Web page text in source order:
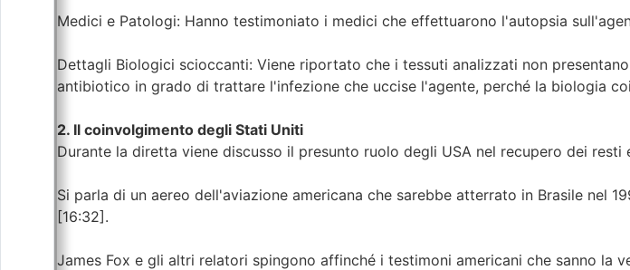
Medici e Patologi: Hanno testimoniato i medici che effettuarono l'autopsia
Dettagli Biologici scioccanti: Viene riportato che i tessuti analizzati non
antibiotico in grado di trattare l'infezione che uccise l'agente, perché la biologia
2. Il coinvolgimento degli Stati Uniti
Durante la diretta viene discusso il presunto ruolo degli USA nel recupero dei resti
Si parla di un aereo dell'aviazione americana che sarebbe atterrato in Brasile nel
[16:32].
James Fox e gli altri relatori spingono affinché i testimoni americani che sanno la